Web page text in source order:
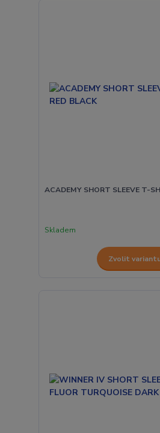
ACADEMY SHORT SLEEVE T-
Skladem
Zvolit